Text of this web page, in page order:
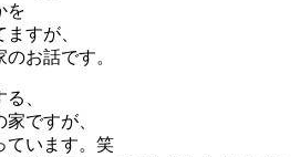
を
すが、
お話です。
、
ですが、
ています。笑